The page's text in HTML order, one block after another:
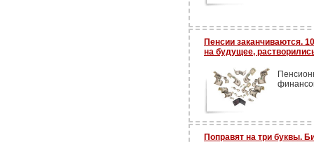
Пенсии заканчиваются.
на будущее,
Поправят на три буквы.